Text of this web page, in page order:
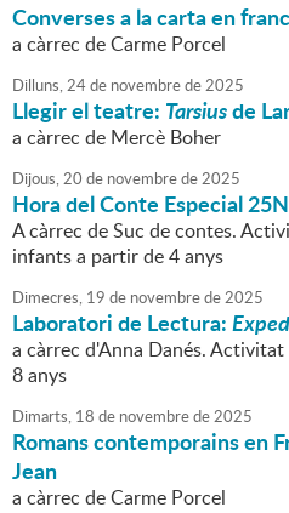
Converses a la carta en
a càrrec de Carme Porcel
Dilluns,24de novembrede2025
Llegir el teatre: Tarsiusde
a càrrec de Mercè Boher
Dijous,20 de novembrede2025
Hora del Conte Especial
A càrrec de Suc de contes.
infants a partir de 4 anys
Dimecres, 19 de novembrede2025
Laboratori de Lectura:
a càrrec d'Anna Danés.
8 anys
Dimarts, 18 de novembrede2025
Romans contemporains en
Jean
a càrrec de Carme Porcel